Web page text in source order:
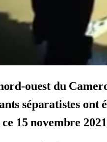
ouest du
séparatistes ont
15 novembre